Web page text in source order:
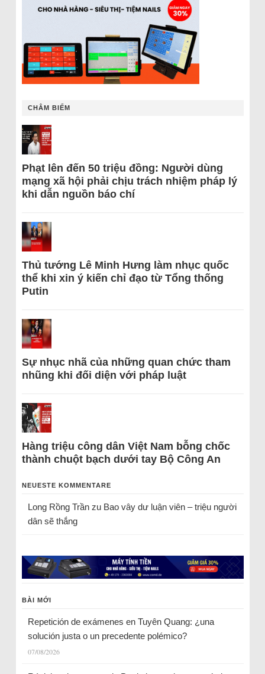
CHÂM BIẾM
Phạt lên đến 50 triệu đồng: Người dùng
mạng xã hội phải chịu trách nhiệm pháp lý
khi dẫn nguồn báo chí
Thủ tướng Lê Minh Hưng làm nhục quốc
thể khi xin ý kiến chỉ đạo từ Tổng thống
Putin
Sự nhục nhã của những quan chức tham
nhũng khi đối diện với pháp luật
Hàng triệu công dân Việt Nam bỗng chốc
thành chuột bạch dưới tay Bộ Công An
NEUESTE KOMMENTARE
Long Rồng Trầnzu Bao vây dư luận viên – triệu người
dân sẽ thắng
BÀI MỚI
Repetición de exámenes en Tuyên Quang: ¿una
solución justa o un precedente polémico?
07/08/2026